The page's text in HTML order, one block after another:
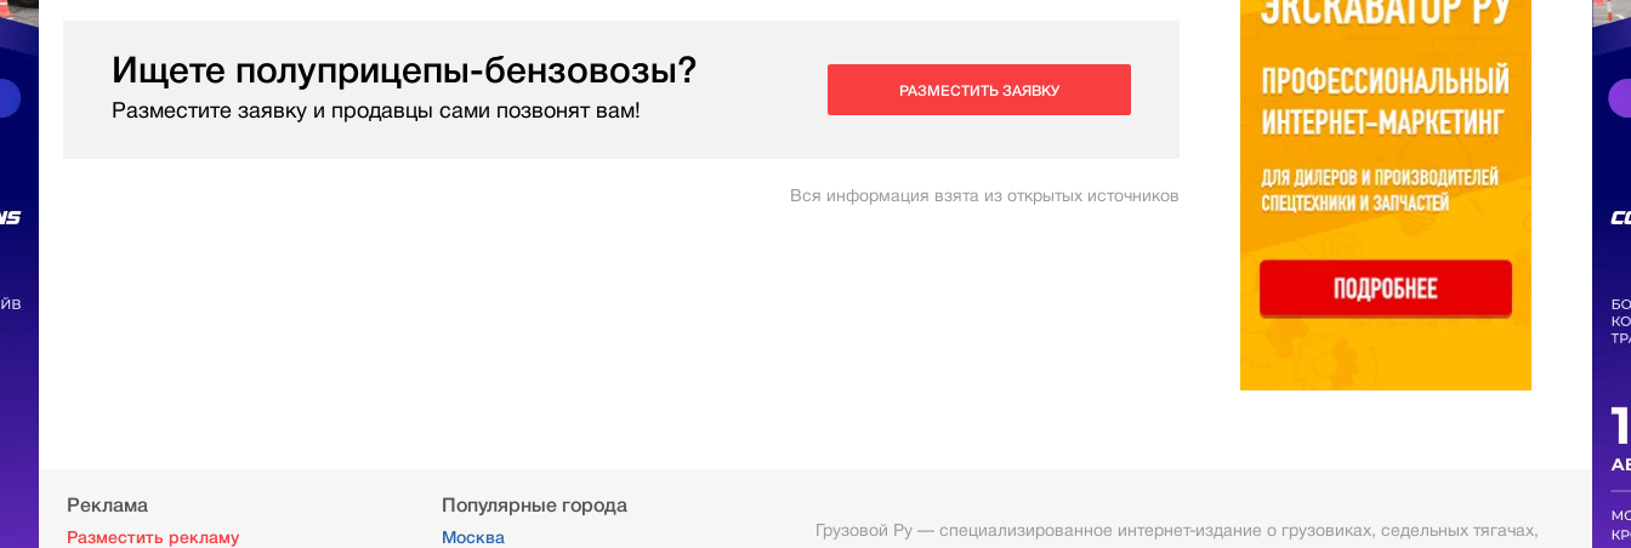
Ищете полуприцепы-бензовозы?
Разместите заявку и продавцы сами позвонят вам!
РАЗМЕСТИТЬ ЗАЯВКУ
Вся информация взята из открытых источников
Реклама
Разместить рекламу
Популярные города
Москва
Грузовой Ру — специализированное интернет-издание о грузовиках, седельных тягачах,